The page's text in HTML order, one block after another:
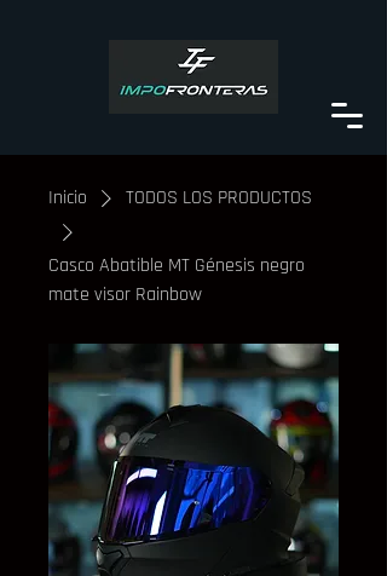
Inicio TODOS LOS PRODUCTOS
Casco Abatible MT Génesis negro
mate visor Rainbow